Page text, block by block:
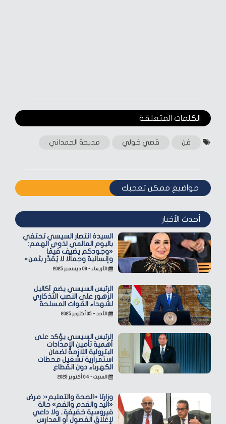
الكلمات المتعلقة‎
فن قصي خولي مديحة الحمداني
مواضيع ممكن تعجبك
أحدث الأخبار
السيدة انتصار السيسي تحتفي
باليوم العالمي لذوي الهمم:
«وجودكم يضيف قيمًا
وإنسانية وجمالًا لا يُقدّر بثمن»
الأربعاء - ٠٣ ديسمبر ٢٠٢٥
الرئيس السيسي يضع أكاليل
الزهور على النصب التذكاري
لشهداء القوات المسلحة
الأحد - ٠٥ أكتوبر ٢٠٢٥
الرئيس السيسي يؤكد على
أهمية تأمين الإمدادات
البترولية اللازمة لضمان
استمرارية تشغيل محطات
الكهرباء دون انقطاع
السبت - ٠٤ أكتوبر ٢٠٢٥
وزارتا «الصحة والتعليم»: مرض
«اليد والقدم والفم» حالة
فيروسية خفيفة.. ولا داعي
لإغلاق الفصول أو المدارس